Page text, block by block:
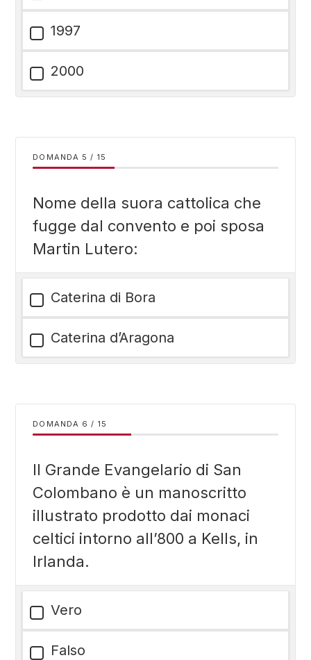
1997
2000
DOMANDA / 15
Nome della suora cattolica che
fugge dal convento e poi sposa
Martin Lutero:
Caterina di Bora
Caterina d’Aragona
DOMANDA / 15
Il Grande Evangelario di San
Colombano è un manoscritto
illustrato prodotto dai monaci
celtici intorno all’800 a Kells, in
Irlanda.
Vero
Falso